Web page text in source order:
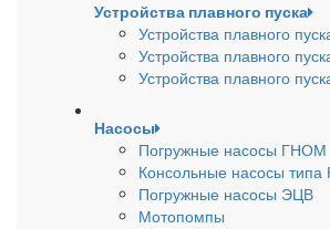
Устройства плавного пуска
Устройства плавного
Устройства плавного
Устройства плавного
Насосы
Погружные насосы ГНОМ
Консольные насосы типа
Погружные насосы ЭЦВ
Мотопомпы